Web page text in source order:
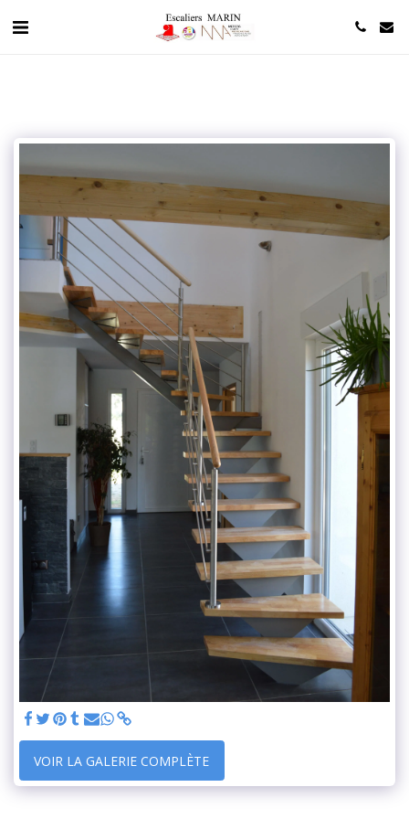
VOIR LA GALERIE COMPLÈTE